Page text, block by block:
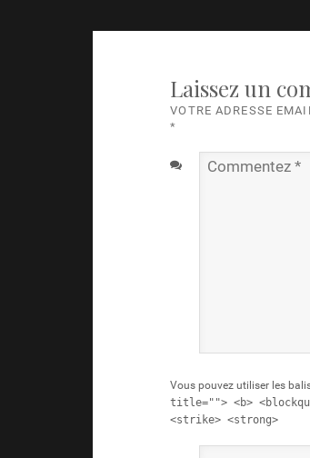
articles
Laissez un
VOTRE ADRESSE
*
Commentez
Vous pouvez utiliser les
title=""> <b>
<strike> <strong>